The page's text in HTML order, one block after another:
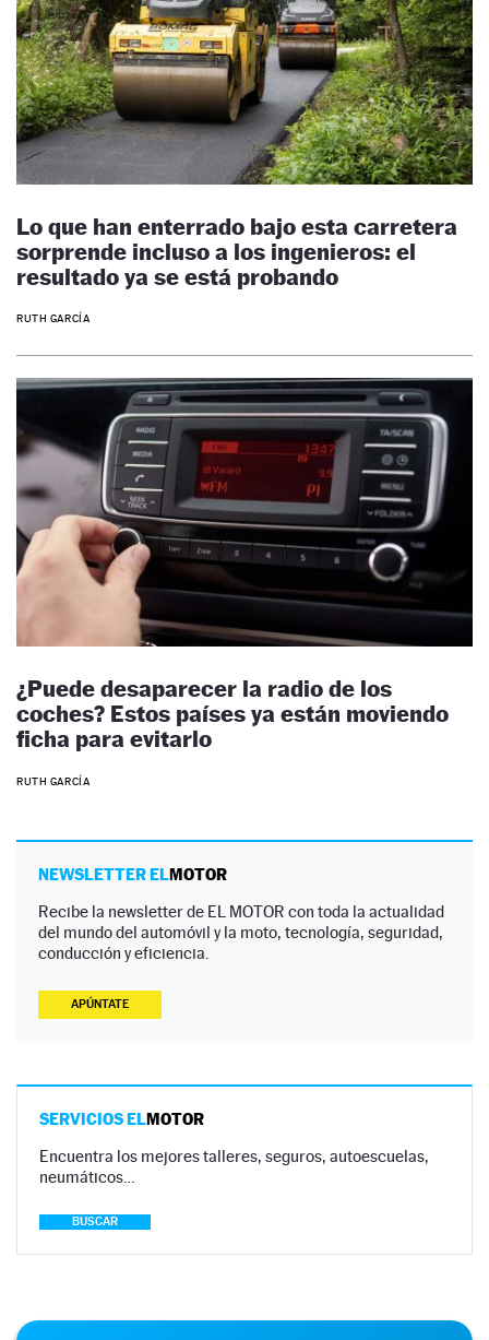
Lo que han enterrado bajo esta carretera
sorprende incluso a los ingenieros: el
resultado ya se está probando
RUTH GARCÍA
¿Puede desaparecer la radio de los
coches? Estos países ya están moviendo
ficha para evitarlo
RUTH GARCÍA
NEWSLETTER ELMOTOR
Recibe la newsletter de EL MOTOR con toda la actualidad
del mundo del automóvil y la moto, tecnología, seguridad,
conducción y eficiencia.
APÚNTATE
SERVICIOS ELMOTOR
Encuentra los mejores talleres, seguros, autoescuelas,
neumáticos…
BUSCAR